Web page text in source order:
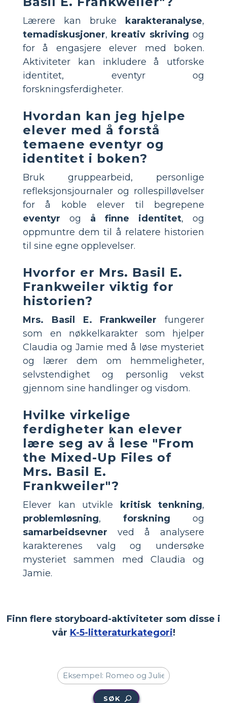
Lærere kan bruke karakteranalyse,
temadiskusjoner, kreativ skriving og
for å engasjere elever med boken.
Aktiviteter kan inkludere å utforske
identitet, eventyr og
forskningsferdigheter.
Hvordan kan jeg hjelpe
elever med å forstå
temaene eventyr og
identitet i boken?
Bruk gruppearbeid, personlige
refleksjonsjournaler og rollespilløvelser
for å koble elever til begrepene
eventyr og å finne identitet, og
oppmuntre dem til å relatere historien
til sine egne opplevelser.
Hvorfor er Mrs. Basil E.
Frankweiler viktig for
historien?
Mrs. Basil E. Frankweiler fungerer
som en nøkkelkarakter som hjelper
Claudia og Jamie med å løse mysteriet
og lærer dem om hemmeligheter,
selvstendighet og personlig vekst
gjennom sine handlinger og visdom.
Hvilke virkelige
ferdigheter kan elever
lære seg av å lese "From
the Mixed-Up Files of
Mrs. Basil E.
Frankweiler"?
Elever kan utvikle kritisk tenkning,
problemløsning, forskning og
samarbeidsevner ved å analysere
karakterenes valg og undersøke
mysteriet sammen med Claudia og
Jamie.
Finn flere storyboard-aktiviteter som disse i
vår K-5-litteraturkategori!
SØK